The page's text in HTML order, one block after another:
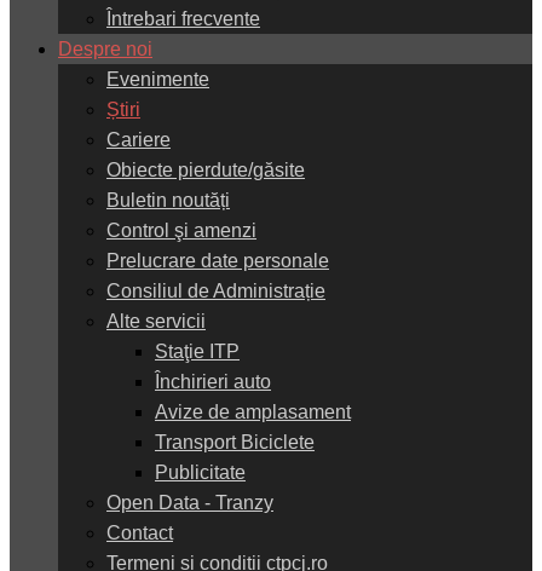
Întrebari frecvente
Despre noi
Evenimente
Știri
Cariere
Obiecte pierdute/găsite
Buletin noutăți
Control şi amenzi
Prelucrare date personale
Consiliul de Administrație
Alte servicii
Staţie ITP
Închirieri auto
Avize de amplasament
Transport Biciclete
Publicitate
Open Data - Tranzy
Contact
Termeni și condiții ctpcj.ro